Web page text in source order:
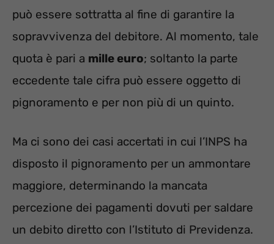
può essere sottratta al fine di garantire la
sopravvivenza del debitore. Al momento, tale
quota è pari a mille euro; soltanto la parte
eccedente tale cifra può essere oggetto di
pignoramento e per non più di un quinto.
Ma ci sono dei casi accertati in cui l’INPS ha
disposto il pignoramento per un ammontare
maggiore, determinando la mancata
percezione dei pagamenti dovuti per saldare
un debito diretto con l’Istituto di Previdenza.